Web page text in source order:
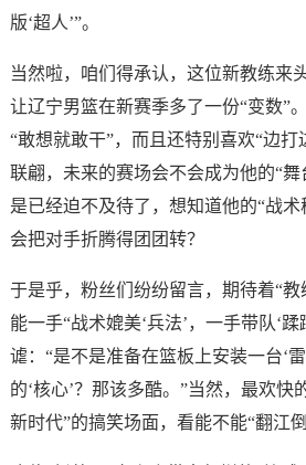
版‘超人’”。
当然啦，咱们得承认，这位新教练来
让辽宁男篮在新赛季多了一份“变数”
“敢想就敢干”，而且还特别喜欢“边打
联翩，未来的赛场会不会成为他的“
是已经迫不及待了，想知道他的“战术
会把对手折腾得团团转？
于是乎，粉丝们纷纷留言，期待着“
能一手“战术媲美‘兵法’，一手带队‘
谑：“是不是准备在篮板上安装一台‘
的‘核心’？那该多酷。”当然，最欢快
新时代”的搞笑场面，看能不能“翻江倒